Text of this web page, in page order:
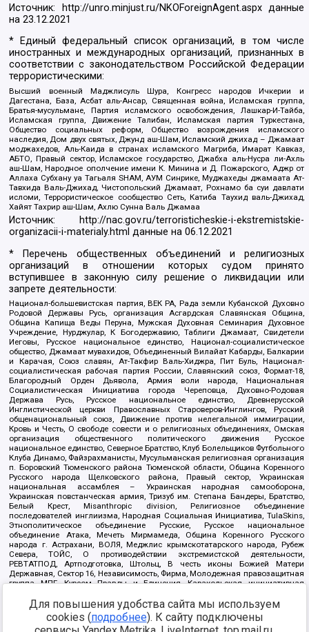
Источник: http://unro.minjust.ru/NKOForeignAgent.aspxданные
на23.12.2021
* Единый федеральный список организаций, в том числе
иностранных и международных организаций, признанных в
соответствии с законодательством Российской Федерации
террористическими:
Высший военный Маджлисуль Шура, Конгресс народов Ичкерии и
Дагестана, База, Асбат аль-Ансар, Священная война, Исламская группа,
Братья-мусульмане, Партия исламского освобождения, Лашкар-И-Тайба,
Исламская группа, Движение Талибан, Исламская партия Туркестана,
Общество социальных реформ, Общество возрождения исламского
наследия, Дом двух святых, Джунд аш-Шам, Исламский джихад – Джамаат
моджахедов, Аль-Каида в странах исламского Магриба, Имарат Кавказ,
АБТО, Правый сектор, Исламское государство, Джабха аль-Нусра ли-Ахль
аш-Шам, Народное ополчение имени К. Минина и Д. Пожарского, Аджр от
Аллаха Субхану уа Тагьаля SHAM, АУМ Синрике, Муджахеды джамаата Ат-
Тавхида Валь-Джихад, Чистопольский Джамаат, Рохнамо ба суи давлати
исломи, Террористическое сообщество Сеть, Катиба Таухид валь-Джихад,
Хайят Тахрир аш-Шам, Ахлю Сунна Валь Джамаа
Источник:
http://nac.gov.ru/terroristicheskie-i-ekstremistskie-
organizacii-i-materialy.html данные на06.12.2021
* Перечень общественных объединений и религиозных
организаций в отношении которых судом принято
вступившее в законную силу решение о ликвидации или
запрете деятельности:
Национал-большевистская партия, ВЕК РА, Рада земли Кубанской Духовно
Родовой Державы Русь, организация Асгардская Славянская Община,
Община Капища Веды Перуна, Мужская Духовная Семинария Духовное
Учреждение, Нурджулар, К Богодержавию, Таблиги Джамаат, Свидетели
Иеговы, Русское национальное единство, Национал-социалистическое
общество, Джамаат мувахидов, Объединенный Вилайат Кабарды, Балкарии
и Карачая, Союз славян, Ат-Такфир Валь-Хиджра, Пит Буль, Национал-
социалистическая рабочая партия России, Славянский союз, Формат-18,
Благородный Орден Дьявола, Армия воли народа, Национальная
Социалистическая Инициатива города Череповца, Духовно-Родовая
Держава Русь, Русское национальное единство, Древнерусской
Инглистической церкви Православных Староверов-Инглингов, Русский
общенациональный союз, Движение против нелегальной иммиграции,
Кровь и Честь, О свободе совести и о религиозных объединениях, Омская
организация общественного политического движения Русское
национальное единство, Северное Братство, Клуб Болельщиков Футбольного
Клуба Динамо, Файзрахманисты, Мусульманская религиозная организация
п. Боровский Тюменского района Тюменской области, Община Коренного
Русского народа Щелковского района, Правый сектор, Украинская
национальная ассамблея – Украинская народная самооборона,
Украинская повстанческая армия, Тризуб им. Степана Бандеры, Братство,
Белый Крест, Misanthropic division, Религиозное объединение
последователей инглиизма, Народная Социальная Инициатива, TulaSkins,
Этнополитическое объединение Русские, Русское национальное
объединение Атака, Мечеть Мирмамеда, Община Коренного Русского
народа г. Астрахани, ВОЛЯ, Меджлис крымскотатарского народа, Рубеж
Севера, ТОЙС, О противодействии экстремистской деятельности,
РЕВТАТПОД, Артподготовка, Штольц, В честь иконы Божией Матери
Державная, Сектор 16, Независимость, Фирма, Молодежная правозащитная
группа МПГ, Курсом Правды и Единения, Каракольская инициативная
Благотворительный пансионат Ак Умут, Русская республика Русь,
Арестантское уголовное единство, Башкорт, Нация и свобода, W.H.С., Фалунь
Дафа, Иртыш Ultras, Русский Патриотический клуб-Новокузнецк/РПК,
Для повышения удобства сайта мы используем
cookies (подробнее). К сайту подключены